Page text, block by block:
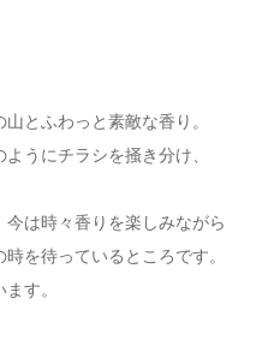
とふわっと素敵な香り。
うにチラシを掻き分け、
は時々香りを楽しみながら
を待っているところです。
す。